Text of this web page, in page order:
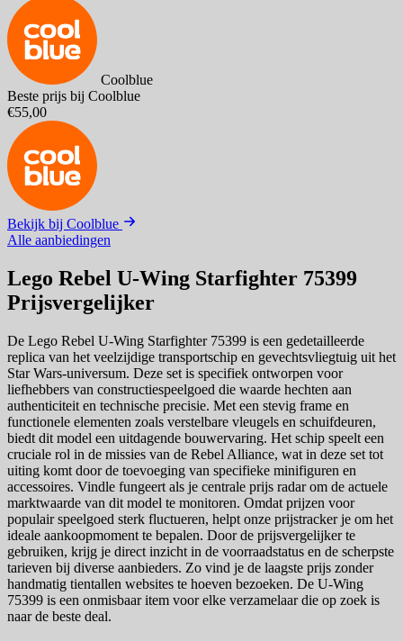
Coolblue
Beste prijs bij Coolblue
€55,00
Bekijk bij Coolblue
Alle aanbiedingen
Lego Rebel U-Wing Starfighter 75399
Prijsvergelijker
De Lego Rebel U-Wing Starfighter 75399 is een gedetailleerde
replica van het veelzijdige transportschip en gevechtsvliegtuig uit het
Star Wars-universum. Deze set is specifiek ontworpen voor
liefhebbers van constructiespeelgoed die waarde hechten aan
authenticiteit en technische precisie. Met een stevig frame en
functionele elementen zoals verstelbare vleugels en schuifdeuren,
biedt dit model een uitdagende bouwervaring. Het schip speelt een
cruciale rol in de missies van de Rebel Alliance, wat in deze set tot
uiting komt door de toevoeging van specifieke minifiguren en
accessoires. Vindle fungeert als je centrale prijs radar om de actuele
marktwaarde van dit model te monitoren. Omdat prijzen voor
populair speelgoed sterk fluctueren, helpt onze prijstracker je om het
ideale aankoopmoment te bepalen. Door de prijsvergelijker te
gebruiken, krijg je direct inzicht in de voorraadstatus en de scherpste
tarieven bij diverse aanbieders. Zo vind je de laagste prijs zonder
handmatig tientallen websites te hoeven bezoeken. De U-Wing
75399 is een onmisbaar item voor elke verzamelaar die op zoek is
naar de beste deal.